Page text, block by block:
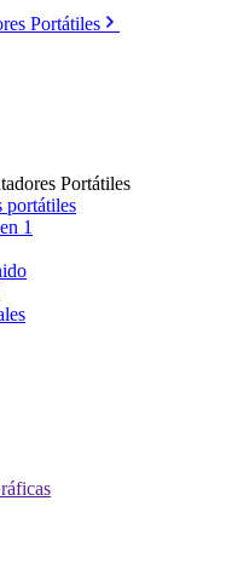
Portátiles
Portátiles
portátiles
1